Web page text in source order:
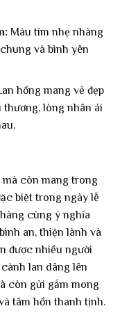
Màu tím nhẹ nhàng
và bình yên
hồng mang vẻ đẹp
lòng nhân ái
còn mang trong
biệt trong ngày lễ
cùng ý nghĩa
an, thiện lành và
được nhiều người
lan dâng lên
còn gửi gắm mong
tâm hồn thanh tịnh.